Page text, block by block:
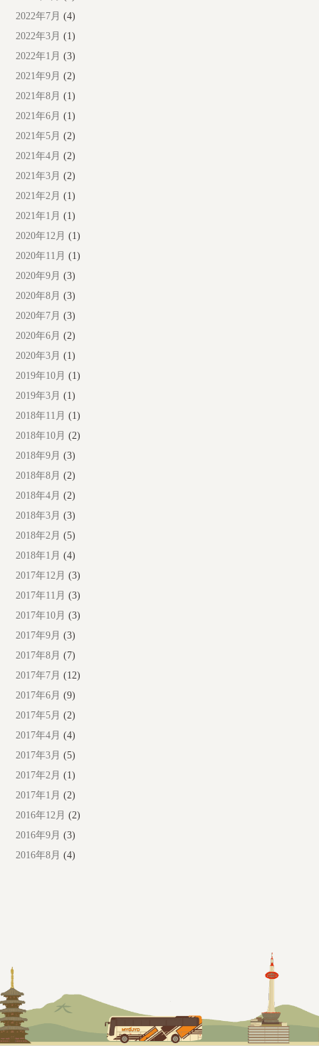
2022年7月 (4)
2022年3月 (1)
2022年1月 (3)
2021年9月 (2)
2021年8月 (1)
2021年6月 (1)
2021年5月 (2)
2021年4月 (2)
2021年3月 (2)
2021年2月 (1)
2021年1月 (1)
2020年12月 (1)
2020年11月 (1)
2020年9月 (3)
2020年8月 (3)
2020年7月 (3)
2020年6月 (2)
2020年3月 (1)
2019年10月 (1)
2019年3月 (1)
2018年11月 (1)
2018年10月 (2)
2018年9月 (3)
2018年8月 (2)
2018年4月 (2)
2018年3月 (3)
2018年2月 (5)
2018年1月 (4)
2017年12月 (3)
2017年11月 (3)
2017年10月 (3)
2017年9月 (3)
2017年8月 (7)
2017年7月 (12)
2017年6月 (9)
2017年5月 (2)
2017年4月 (4)
2017年3月 (5)
2017年2月 (1)
2017年1月 (2)
2016年12月 (2)
2016年9月 (3)
2016年8月 (4)